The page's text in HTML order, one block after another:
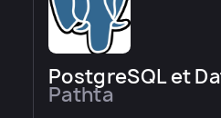
PostgreSQL et
Pathta